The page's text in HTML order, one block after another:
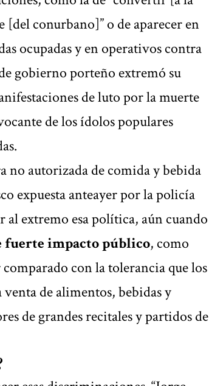
conurbano]” o de aparecer en
ocupadas y en operativos contra
gobierno porteño extremó su
de luto por la muerte
de los ídolos populares
no autorizada de comida y bebida
expuesta anteayer por la policía
extremo esa política, aún cuando
fuerte impacto público, como
con la tolerancia que los
de alimentos, bebidas y
de grandes recitales y partidos de